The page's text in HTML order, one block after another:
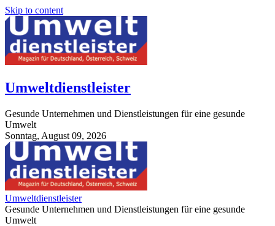
Skip to content
Umweltdienstleister
Gesunde Unternehmen und Dienstleistungen für eine gesunde
Umwelt
Sonntag, August 09, 2026
StuttgartApotheke.com
Umweltdienstleister
Gesunde Unternehmen und Dienstleistungen für eine gesunde
Umwelt